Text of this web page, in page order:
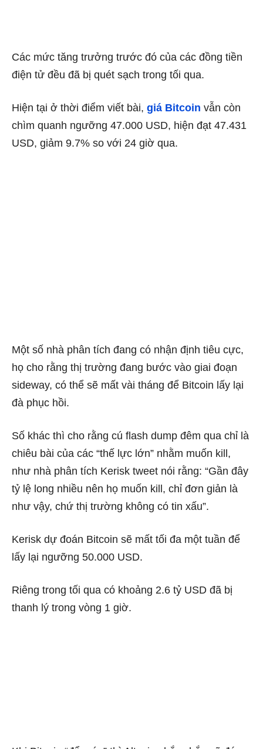
Các mức tăng trưởng trước đó của các đồng tiền
điện tử đều đã bị quét sạch trong tối qua.
Hiện tại ở thời điểm viết bài, giá Bitcoin vẫn còn
chìm quanh ngưỡng 47.000 USD, hiện đạt 47.431
USD, giảm 9.7% so với 24 giờ qua.
Một số nhà phân tích đang có nhận định tiêu cực,
họ cho rằng thị trường đang bước vào giai đoạn
sideway, có thể sẽ mất vài tháng để Bitcoin lấy lại
đà phục hồi.
Số khác thì cho rằng cú flash dump đêm qua chỉ là
chiêu bài của các “thế lực lớn” nhằm muốn kill,
như nhà phân tích Kerisk tweet nói rằng: “Gần đây
tỷ lệ long nhiều nên họ muốn kill, chỉ đơn giản là
như vậy, chứ thị trường không có tin xấu”.
Kerisk dự đoán Bitcoin sẽ mất tối đa một tuần để
lấy lại ngưỡng 50.000 USD.
Riêng trong tối qua có khoảng 2.6 tỷ USD đã bị
thanh lý trong vòng 1 giờ.